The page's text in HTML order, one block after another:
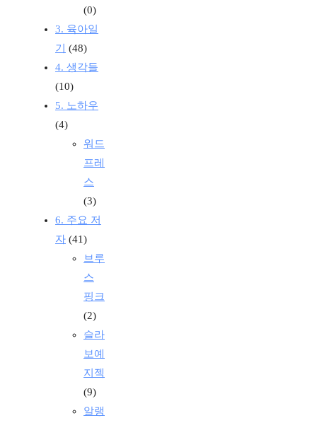
(0)
3. 육아일
기
(48)
4. 생각들
(10)
5. 노하우
(4)
워드
프레
스
(3)
6. 주요 저
자 (41)
브루
스
핑크
(2)
슬라
보예
지젝
(9)
알랭